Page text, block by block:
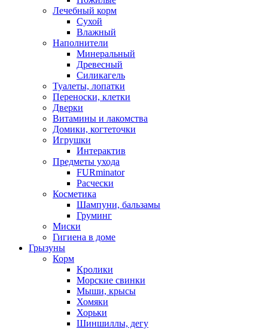
Лечебный корм
Сухой
Влажный
Наполнители
Минеральный
Древесный
Силикагель
Туалеты, лопатки
Переноски, клетки
Дверки
Витамины и лакомства
Домики, когтеточки
Игрушки
Интерактив
Предметы ухода
FURminator
Расчески
Косметика
Шампуни, бальзамы
Груминг
Миски
Гигиена в доме
Грызуны
Корм
Кролики
Морские свинки
Мыши, крысы
Хомяки
Хорьки
Шиншиллы, дегу